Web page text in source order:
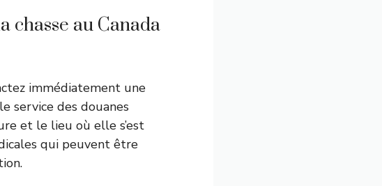
chasse au Canada
immédiatement une
service des douanes
et le lieu où elle s’est
qui peuvent être